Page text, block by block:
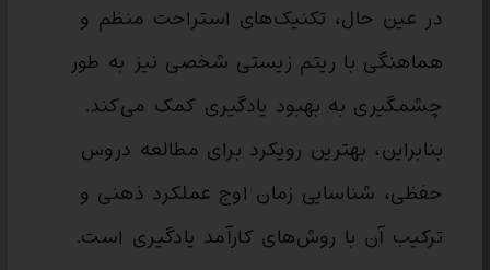
در عین حال، تکنیک‌های استراحت منظم و
هماهنگی با ریتم زیستی شخصی نیز به طور
چشمگیری به بهبود یادگیری کمک می‌کند.
بنابراین، بهترین رویکرد برای مطالعه دروس
حفظی، شناسایی زمان اوج عملکرد ذهنی و
ترکیب آن با روش‌های کارآمد یادگیری است.